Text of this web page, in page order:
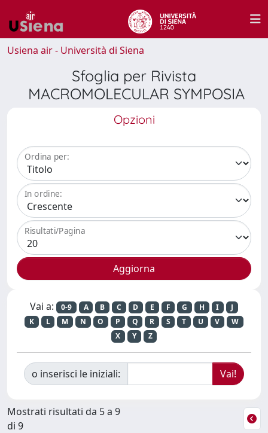
Usiena air - Università di Siena
Sfoglia per Rivista
MACROMOLECULAR SYMPOSIA
Opzioni
Ordina per:
In ordine:
Risultati/Pagina
Vai a: 0-9 A B C D E F G H I
J
K
L M N O P Q R S T U V
W
X
Y Z
o inserisci le iniziali:
Mostrati risultati da 5 a 9
di 9